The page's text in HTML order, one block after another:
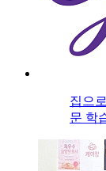
집으
문 학